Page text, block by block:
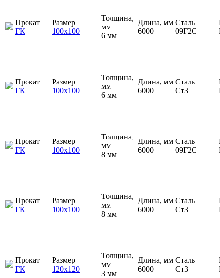
Прокат
ГК
Размер
100х100
Толщина,
мм
6 мм
Длина, мм
6000
Сталь
09Г2С
Прокат
ГК
Размер
100х100
Толщина,
мм
6 мм
Длина, мм
6000
Сталь
Ст3
Прокат
ГК
Размер
100х100
Толщина,
мм
8 мм
Длина, мм
6000
Сталь
09Г2С
Прокат
ГК
Размер
100х100
Толщина,
мм
8 мм
Длина, мм
6000
Сталь
Ст3
Прокат
ГК
Размер
120х120
Толщина,
мм
3 мм
Длина, мм
6000
Сталь
Ст3